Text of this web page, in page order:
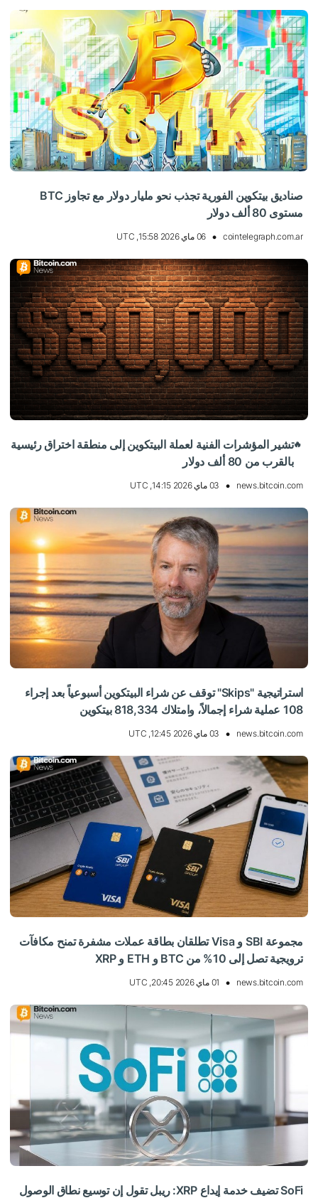
صناديق بيتكوين الفورية تجذب نحو مليار دولار مع تجاوز BTC
مستوى 80 ألف دولار
cointelegraph.com.ar 06 ماي 2026 15:58, UTC
🔥تشير المؤشرات الفنية لعملة البيتكوين إلى منطقة اختراق رئيسية
بالقرب من 80 ألف دولار
news.bitcoin.com 03 ماي 2026 14:15, UTC
استراتيجية "Skips" توقف عن شراء البيتكوين أسبوعياً بعد إجراء
108 عملية شراء إجمالاً، وامتلاك 818,334 بيتكوين
news.bitcoin.com 03 ماي 2026 12:45, UTC
مجموعة SBI و Visa تطلقان بطاقة عملات مشفرة تمنح مكافآت
ترويجية تصل إلى 10% من BTC و ETH و XRP
news.bitcoin.com 01 ماي 2026 20:45, UTC
SoFi تضيف خدمة إيداع XRP: ريبل تقول إن توسيع نطاق الوصول